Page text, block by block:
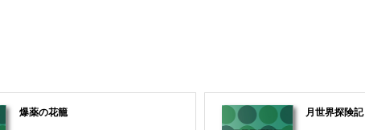
爆薬の花籠 月世界探険記